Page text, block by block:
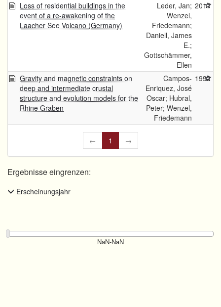
Loss of residential buildings in the
event of a re-awakening of the
Laacher See Volcano (Germany)
Leder, Jan;
Wenzel,
Friedemann;
Daniell, James
E.;
Gottschämmer,
Ellen
2017
Gravity and magnetic constraints on
deep and intermediate crustal
structure and evolution models for the
Rhine Graben
Campos-
Enriquez, José
Oscar; Hubral,
Peter; Wenzel,
Friedemann
1992
← 1 →
Ergebnisse eingrenzen:
Erscheinungsjahr